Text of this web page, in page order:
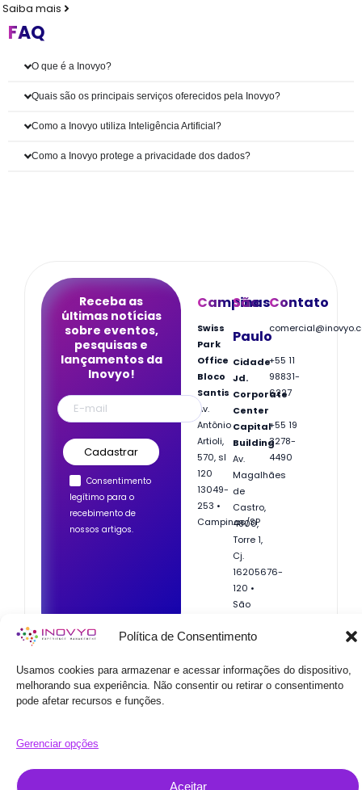
Política de Consentimento
Usamos cookies para armazenar e acessar informações do dispositivo,
melhorando sua experiência. Não consentir ou retirar o consentimento
pode afetar recursos e funções.
Gerenciar opções
Aceitar
Saiba mais
FAQ
O que é a Inovyo?
Quais são os principais serviços oferecidos pela Inovyo?
Como a Inovyo utiliza Inteligência Artificial?
Como a Inovyo protege a privacidade dos dados?
Campinas
Swiss
Park
Office
Bloco
Santis
Av.
Antônio
Artioli,
570, sl
120
13049-
253 •
Campinas/SP
São
Paulo
Cidade
Jd.
Corporate
Center
Capital
Building
Av.
Magalhães
de
Castro,
4800,
Torre 1,
Cj.
16205676-
120 •
São
Contato
+55 11
98831-
6227
+55 19
3278-
4490
Receba as
últimas notícias
sobre eventos,
pesquisas e
lançamentos da
Inovyo!
Consentimento
legítimo para o
recebimento de
nossos artigos.
F
a
c
b
o
I
n
s
g
L
i
n
d
Y
o
u
b
© 2025 Inovyo | Experience
Management, Todos os direitos